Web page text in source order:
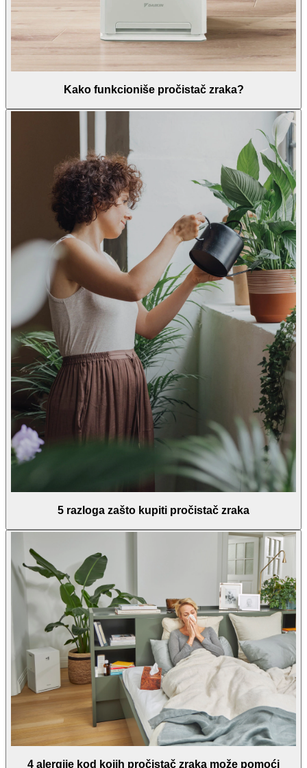
Kako funkcioniše pročistač zraka?
5 razloga zašto kupiti pročistač zraka
4 alergije kod kojih pročistač zraka može pomoći